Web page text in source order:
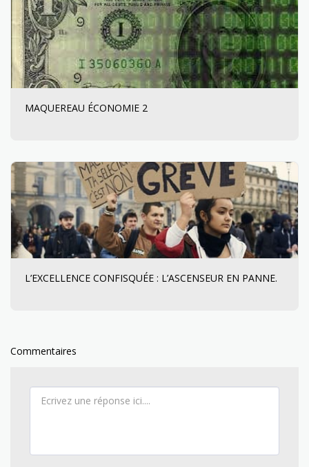
MAQUEREAU ÉCONOMIE 2
L’EXCELLENCE CONFISQUÉE : L’ASCENSEUR EN PANNE.
Commentaires